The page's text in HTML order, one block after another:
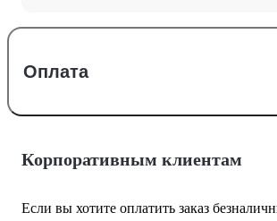
Оплата
Корпоративным клиентам
Если вы хотите оплатить заказ